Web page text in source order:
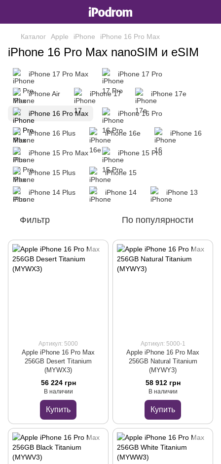
Каталог Apple iPhone iPhone 16 Pro Max
iPhone 16 Pro Max nanoSIM и eSIM
iPhone 17 Pro Max iPhone 17 Pro
iPhone Air iPhone 17 iPhone 17e
iPhone 16 Pro Max iPhone 16 Pro
iPhone 16 Plus iPhone 16e iPhone 16
iPhone 15 Pro Max iPhone 15 Pro
iPhone 15 Plus iPhone 15
iPhone 14 Plus iPhone 14 iPhone 13
Фильтр По популярности
Артикул: 5000
Apple iPhone 16 Pro Max
256GB Desert Titanium
(MYWX3)
56 224 грн
В наличии
Купить
Артикул: 5000-1
Apple iPhone 16 Pro Max
256GB Natural Titanium
(MYWY3)
58 912 грн
В наличии
Купить